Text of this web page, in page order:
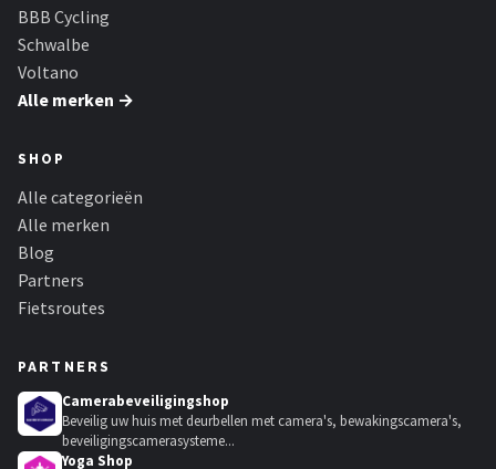
BBB Cycling
Schwalbe
Voltano
Alle merken →
SHOP
Alle categorieën
Alle merken
Blog
Partners
Fietsroutes
PARTNERS
Camerabeveiligingshop
Beveilig uw huis met deurbellen met camera's, bewakingscamera's,
beveiligingscamerasysteme...
Yoga Shop